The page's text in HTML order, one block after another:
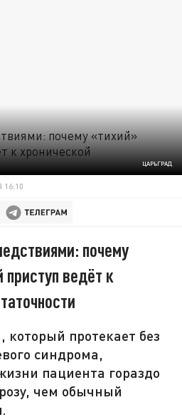
ЦАРЬГРАД
почему
ведёт к
протекает без
синдрома,
пациента гораздо
чем обычный